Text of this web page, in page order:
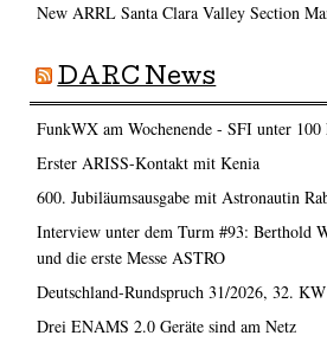
New ARRL Santa Clara Valley Section
DARC News
FunkWX am Wochenende - SFI unter 100
Erster ARISS-Kontakt mit Kenia
600. Jubiläumsausgabe mit Astronautin
Interview unter dem Turm #93: Berthold
und die erste Messe ASTRO
Deutschland-Rundspruch 31/2026, 32. KW
Drei ENAMS 2.0 Geräte sind am Netz